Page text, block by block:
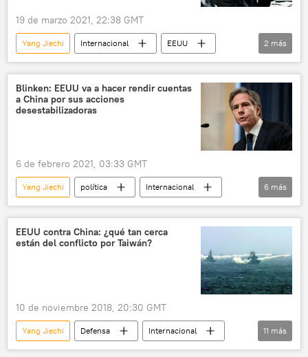
19 de marzo 2021, 22:38 GMT
Yang Jiechi Internacional
EEUU
China
Wang Yi
2 más
Blinken: EEUU va a hacer rendir cuentas
a China por sus acciones
desestabilizadoras
6 de febrero 2021, 03:33 GMT
Yang Jiechi política
Internacional
América del Norte
EEUU
China
Antony J. Blinken
🌏 Asia noticias
6 más
EEUU contra China: ¿qué tan cerca
están del conflicto por Taiwán?
10 de noviembre 2018, 20:30 GMT
Yang Jiechi Defensa
Internacional
política
América del Norte
EEUU
11 más